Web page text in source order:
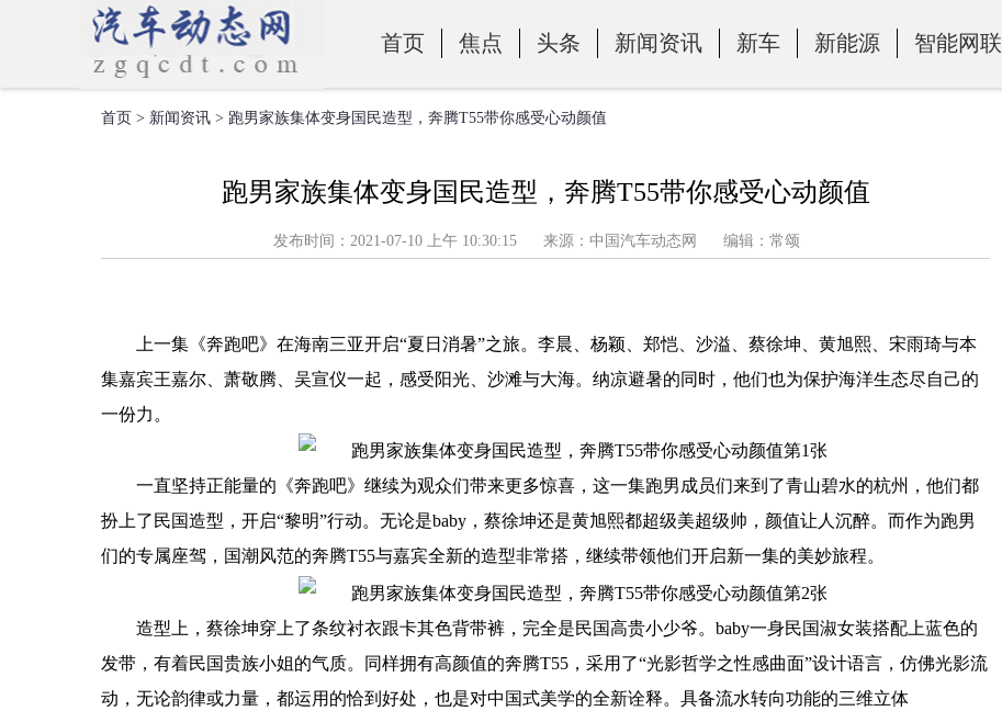
首页 焦点 头条 新闻资讯 新车 新能源 智能网联
零部件
首页 > 新闻资讯 > 跑男家族集体变身国民造型，奔腾T55带你感受心动颜值
跑男家族集体变身国民造型，奔腾T55带你感受心动颜值
发布时间：2021-07-10 上午 10:30:15 来源：中国汽车动态网 编辑：常颂
上一集《奔跑吧》在海南三亚开启“夏日消暑”之旅。李晨、杨颖、郑恺、沙溢、蔡徐坤、黄旭熙、宋雨琦与本
集嘉宾王嘉尔、萧敬腾、吴宣仪一起，感受阳光、沙滩与大海。纳凉避暑的同时，他们也为保护海洋生态尽自己的
一份力。
一直坚持正能量的《奔跑吧》继续为观众们带来更多惊喜，这一集跑男成员们来到了青山碧水的杭州，他们都
扮上了民国造型，开启“黎明”行动。无论是baby，蔡徐坤还是黄旭熙都超级美超级帅，颜值让人沉醉。而作为跑男
们的专属座驾，国潮风范的奔腾T55与嘉宾全新的造型非常搭，继续带领他们开启新一集的美妙旅程。
造型上，蔡徐坤穿上了条纹衬衣跟卡其色背带裤，完全是民国高贵小少爷。baby一身民国淑女装搭配上蓝色的
发带，有着民国贵族小姐的气质。同样拥有高颜值的奔腾T55，采用了“光影哲学之性感曲面”设计语言，仿佛光影流
动，无论韵律或力量，都运用的恰到好处，也是对中国式美学的全新诠释。具备流水转向功能的三维立体